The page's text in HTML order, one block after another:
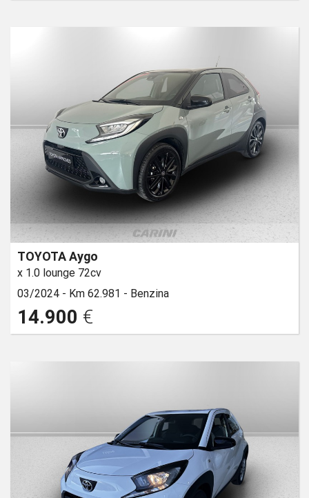
TOYOTA Aygo
x 1.0 lounge 72cv
03/2024 - Km 62.981 - Benzina
14.900 €